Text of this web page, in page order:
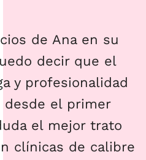
de Ana en su
decir que el
y profesionalidad
desde el primer
el mejor trato
clínicas de calibre